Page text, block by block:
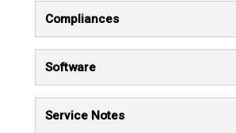
Compliances
Software
Service Notes